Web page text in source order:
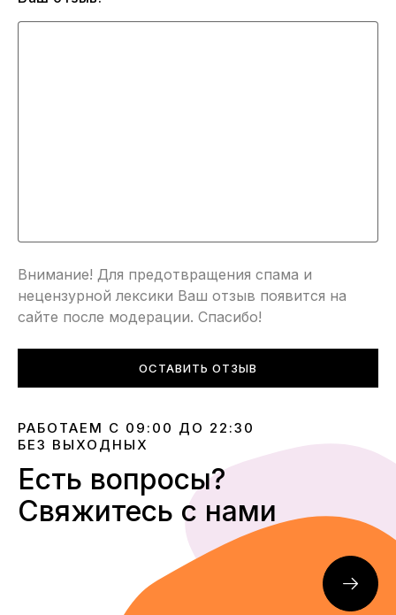
Внимание! Для предотвращения спама и
нецензурной лексики Ваш отзыв появится на
сайте после модерации. Спасибо!
ОСТАВИТЬ ОТЗЫВ
РАБОТАЕМ С 09:00 ДО 22:30
БЕЗ ВЫХОДНЫХ
Есть вопросы?
Свяжитесь с нами